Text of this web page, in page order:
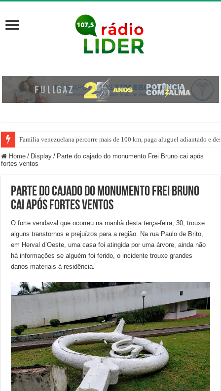
Família venezuelana percorre mais de 100 km, paga aluguel adiantado e
Centro de ciclone fica sobre o oceano e não atinge diretamente SC,
Home / Display / Parte do cajado do monumento Frei Bruno cai após
fortes ventos
Parte do cajado do monumento Frei Bruno
cai após fortes ventos
O forte vendaval que ocorreu na manhã desta terça-feira, 30, trouxe
alguns transtornos e prejuízos para a região. Na rua Paulo de Brito,
em Herval d’Oeste, uma casa foi atingida por uma árvore, ainda não
há informações se alguém foi ferido, o incidente trouxe grandes
danos materiais à residência.